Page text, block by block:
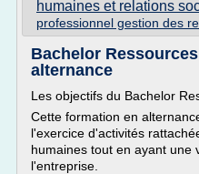
humaines et relations
professionnel gestion des
Bachelor
alternance
Les objectifs du Bachelor
Cette formation en
l'exercice d'activités
humaines tout en ayant une
l'entreprise.